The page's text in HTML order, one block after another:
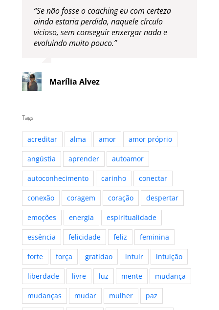
“Se não fosse o coaching eu com certeza
ainda estaria perdida, naquele círculo
vicioso, sem conseguir enxergar nada e
evoluindo muito pouco.”
Marília Alvez
Tags
acreditar alma amor amor próprio
angústia aprender autoamor
autoconhecimento carinho conectar
conexão coragem coração despertar
emoções energia espiritualidade
essência felicidade feliz feminina
forte força gratidao intuir intuição
liberdade livre luz mente mudança
mudanças mudar mulher paz